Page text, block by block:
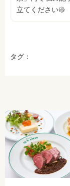
立てください𑁍
タグ：